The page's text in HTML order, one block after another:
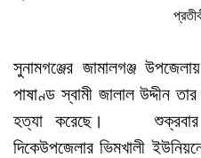
সুনামগঞ্জের জামালগঞ্জ
পাষাণ্ড স্বামী জালাল উদ্দীন
হত্যা করেছে। শুক্রবার
দিকেউপজেলার ভিমখালী